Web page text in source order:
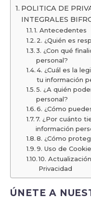
POLITICA DE
INTEGRALES
1. Antecedentes
2. ¿Quién es
3. ¿Con qué
personal?
4. ¿Cuál es la
tu información
5. ¿A quién
personal?
6. ¿Cómo
7. ¿Por cuánto
información
8. ¿Cómo
9. Uso de
10.
Privacidad
ÚNETE A